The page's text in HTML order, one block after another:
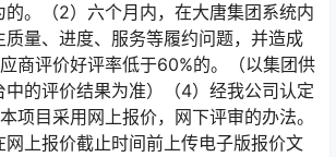
的。（2）六个月内，在大唐集团系统内
质量、进度、服务等履约问题，并造成
商评价好评率低于60%的。（以集团供
中的评价结果为准）（4）经我公司认定
项目采用网上报价，网下评审的办法。
网上报价截止时间前上传电子版报价文